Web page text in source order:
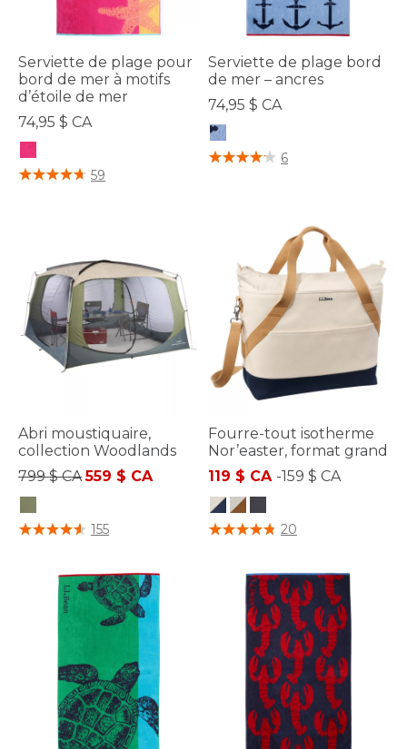
Serviette de plage pour
bord de mer à motifs
d’étoile de mer
74,95 $ CA
5 sur 5 Évaluation des clients
59
Serviette de plage bord
de mer – ancres
74,95 $ CA
4 sur 5 Évaluation des clients
6
Abri moustiquaire,
collection Woodlands
Prix réduit de
799 $ CAà559 $ CA
3,1 sur 5 Évaluation des clients
155
Fourre-tout isotherme
Nor’easter, format grand
119 $ CA -159 $ CA
3,3 sur 5 Évaluation des clients
20